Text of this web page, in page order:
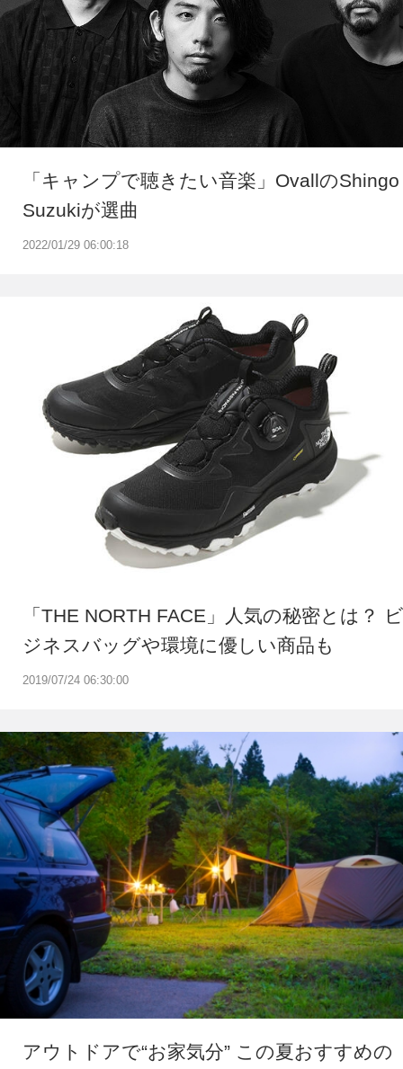
2022/01/29 06:00:18
「キャンプで聴きたい音楽」OvallのShingo
Suzukiが選曲
2019/07/24 06:30:00
「THE NORTH FACE」人気の秘密とは？ ビ
ジネスバッグや環境に優しい商品も
アウトドアで“お家気分” この夏おすすめの